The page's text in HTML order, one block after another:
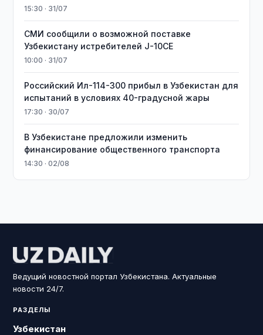
15:30 · 31/07
СМИ сообщили о возможной поставке
Узбекистану истребителей J-10CE
10:00 · 31/07
Российский Ил-114-300 прибыл в Узбекистан для
испытаний в условиях 40-градусной жары
17:30 · 30/07
В Узбекистане предложили изменить
финансирование общественного транспорта
14:30 · 02/08
Ведущий новостной портал Узбекистана. Актуальные
новости 24/7.
РАЗДЕЛЫ
Узбекистан